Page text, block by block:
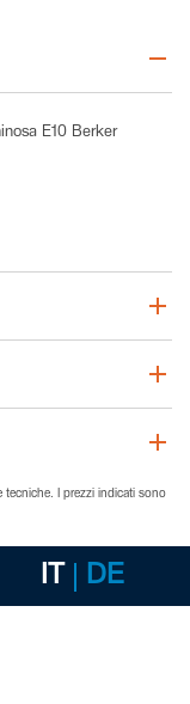
E10 Berker
tecniche. I prezzi indicati sono
IT DE